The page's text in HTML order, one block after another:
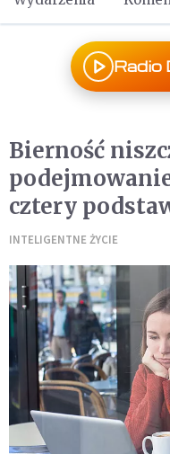
Radio
Bierność
cztery
INTELIGENTNE ŻYCIE